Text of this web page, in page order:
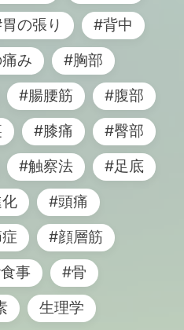
の張り
#背中
み
#胸部
#腸腰筋
#腹部
#膝痛
#臀部
#触察法
#足底
#頭痛
#顔層筋
事
#骨
生理学